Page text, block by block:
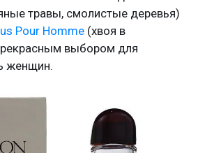
травы, смолистые деревья)
Pour Homme (хвоя в
выбором для
женщин.